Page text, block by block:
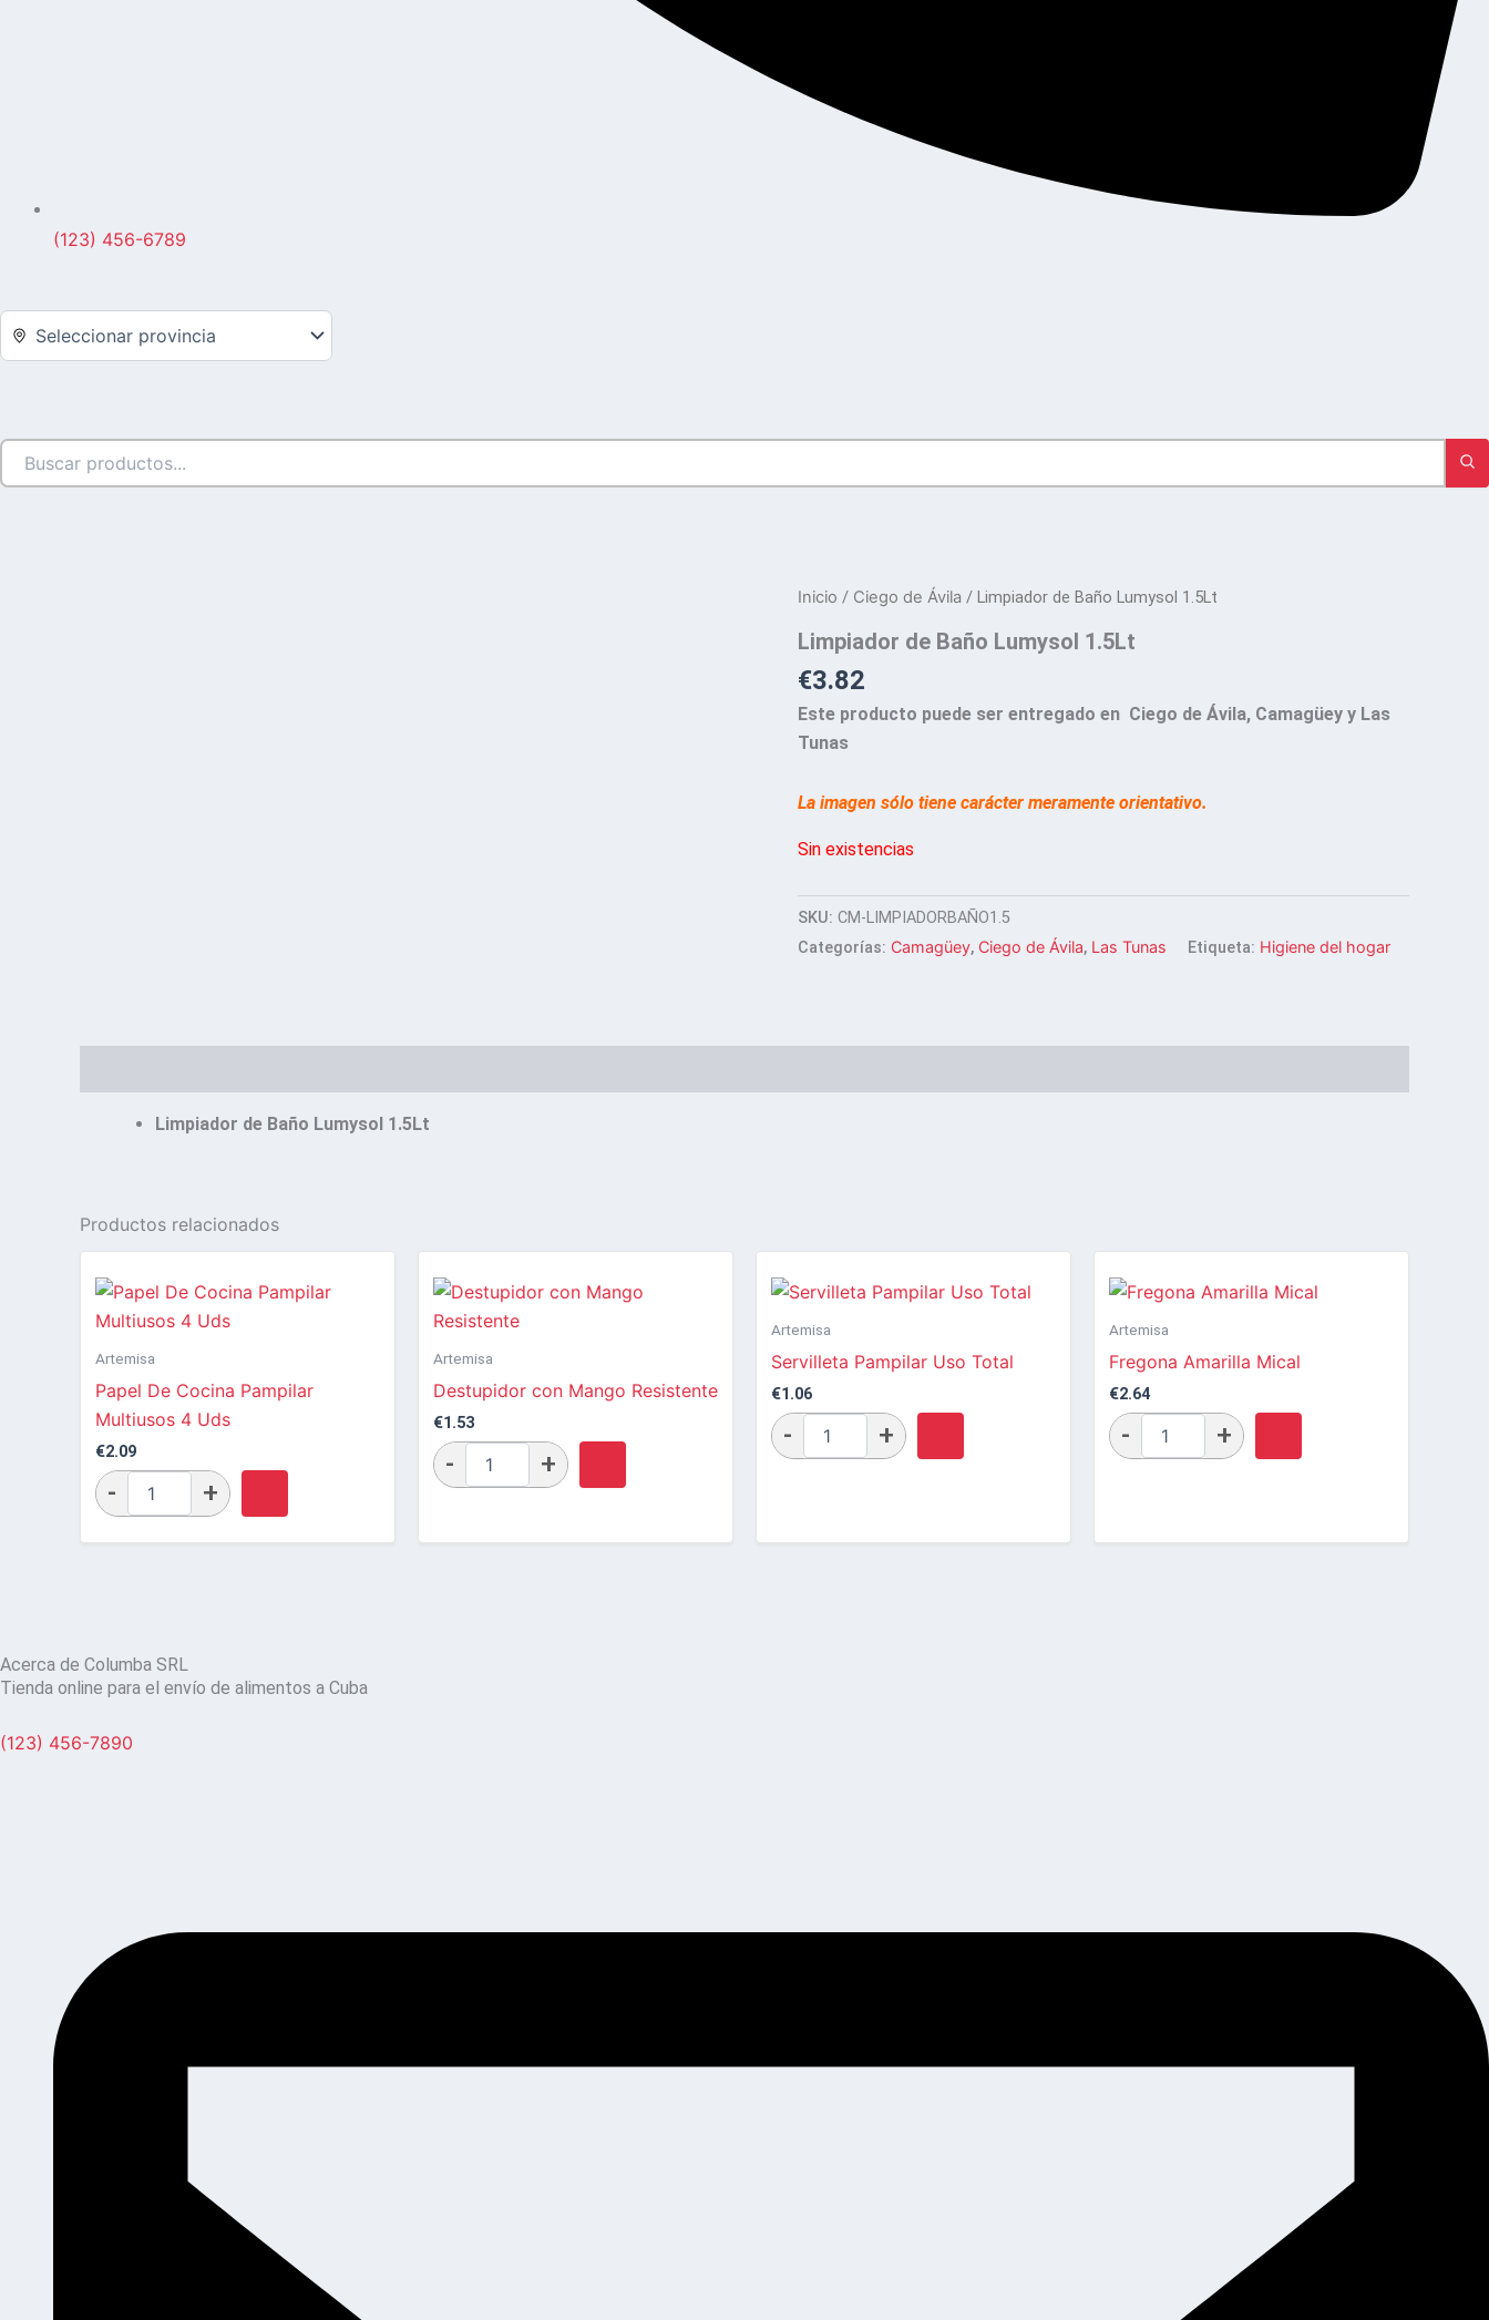
(123) 456-6789
Inicio / Ciego de Ávila / Limpiador de Baño Lumysol 1.5Lt
Limpiador de Baño Lumysol 1.5Lt
€3.82
Este producto puede ser entregado en Ciego de Ávila, Camagüey y Las
Tunas
La imagen sólo tiene carácter meramente orientativo.
Sin existencias
SKU: CM-LIMPIADORBAÑO1.5
Categorías: Camagüey, Ciego de Ávila, Las Tunas Etiqueta: Higiene del hogar
Limpiador de Baño Lumysol 1.5Lt
Productos relacionados
Artemisa
Papel De Cocina Pampilar
Multiusos 4 Uds
€2.09
Artemisa
Destupidor con Mango Resistente
€1.53
Artemisa
Servilleta Pampilar Uso Total
€1.06
Artemisa
Fregona Amarilla Mical
€2.64
Acerca de Columba SRL
Tienda online para el envío de alimentos a Cuba
(123) 456-7890